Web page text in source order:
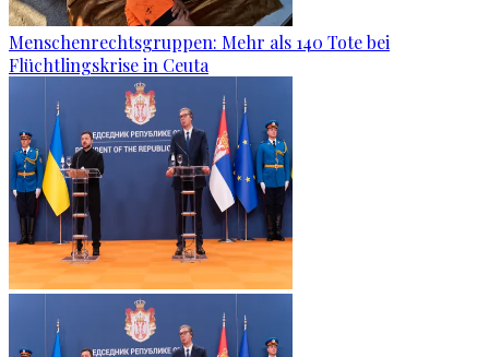
Menschenrechtsgruppen: Mehr als 140 Tote bei
Flüchtlingskrise in Ceuta